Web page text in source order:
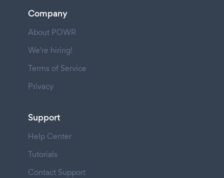
Company
About POWR
We're hiring!
Terms of Service
Privacy
Support
Help Center
Tutorials
Contact Support